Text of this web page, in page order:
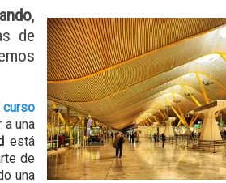
,
de
curso
una
está
de
una